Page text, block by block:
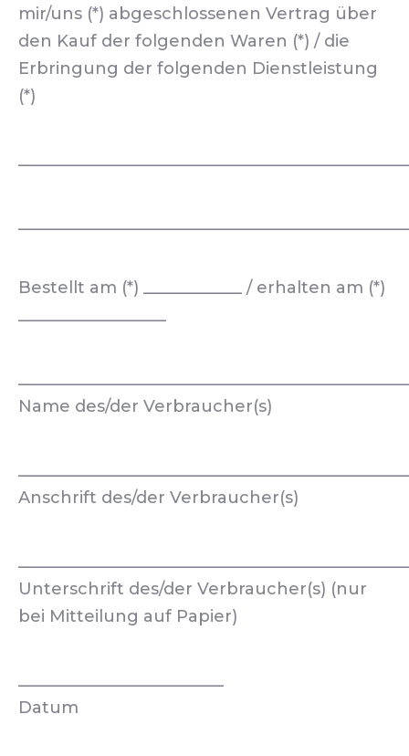
mir/uns (*) abgeschlossenen Vertrag über
den Kauf der folgenden Waren (*) / die
Erbringung der folgenden Dienstleistung
(*)
Bestellt am (*) ____________ / erhalten am (*)
__________________
Name des/der Verbraucher(s)
Anschrift des/der Verbraucher(s)
Unterschrift des/der Verbraucher(s) (nur
bei Mitteilung auf Papier)
_________________________
Datum